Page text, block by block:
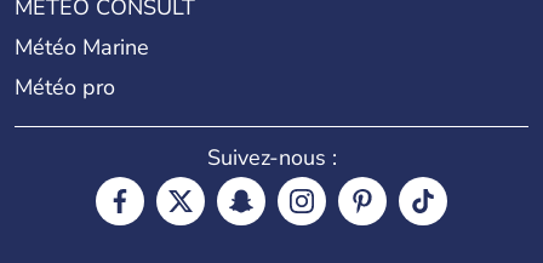
METEO CONSULT
Météo Marine
Météo pro
Suivez-nous :